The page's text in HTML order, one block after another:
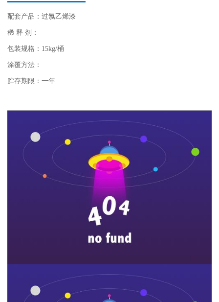
配套产品：过氯乙烯漆
稀 释 剂：
包装规格：15kg/桶
涂覆方法：
贮存期限：一年